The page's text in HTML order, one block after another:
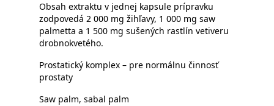
Obsah extraktu v jednej kapsule prípravku
zodpovedá 2 000 mg žihľavy, 1 000 mg saw
palmetta a 1 500 mg sušených rastlín vetiveru
drobnokvetého.
Prostatický komplex – pre normálnu činnosť
prostaty
Saw palm, sabal palm